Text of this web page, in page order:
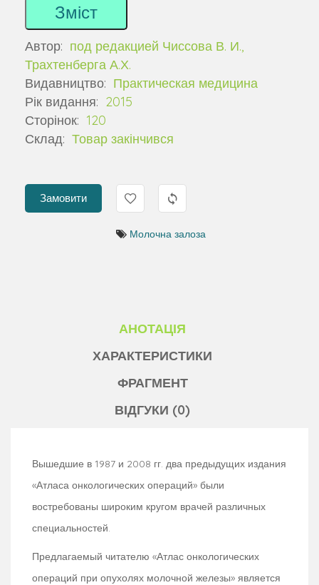
Зміст
Автор: под редакцией Чиссова В. И.,
Трахтенберга А.Х.
Видавництво: Практическая медицина
Рік видання: 2015
Сторінок: 120
Склад: Товар закінчився
Замовити
Молочна залоза
АНОТАЦІЯ
ХАРАКТЕРИСТИКИ
ФРАГМЕНТ
ВІДГУКИ (0)
Вышедшие в 1987 и 2008 гг. два предыдущих издания
«Атласа онкологических операций» были
востребованы широким кругом врачей различных
специальностей.
Предлагаемый читателю «Атлас онкологических
операций при опухолях молочной железы» является